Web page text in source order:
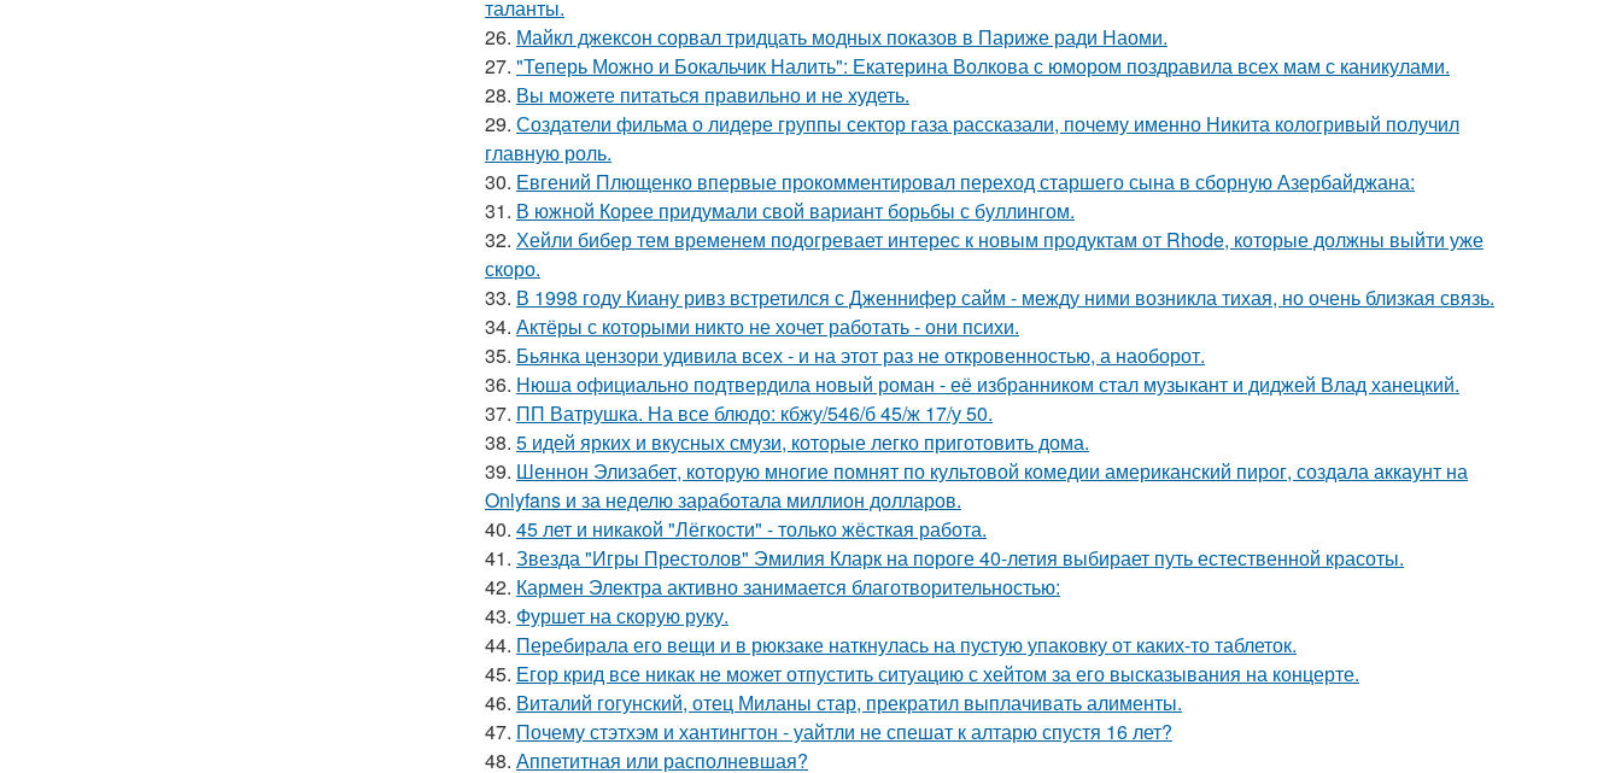
таланты.
26. Майкл джексон сорвал тридцать модных показов в Париже ради Наоми.
27. "Теперь Можно и Бокальчик Налить": Екатерина Волкова с юмором поздравила всех мам с каникулами.
28. Вы можете питаться правильно и не худеть.
29. Создатели фильма о лидере группы сектор газа рассказали, почему именно Никита кологривый получил
главную роль.
30. Евгений Плющенко впервые прокомментировал переход старшего сына в сборную Азербайджана:
31. В южной Корее придумали свой вариант борьбы с буллингом.
32. Хейли бибер тем временем подогревает интерес к новым продуктам от Rhode, которые должны выйти уже
скоро.
33. В 1998 году Киану ривз встретился с Дженнифер сайм - между ними возникла тихая, но очень близкая связь.
34. Актёры с которыми никто не хочет работать - они психи.
35. Бьянка цензори удивила всех - и на этот раз не откровенностью, а наоборот.
36. Нюша официально подтвердила новый роман - её избранником стал музыкант и диджей Влад ханецкий.
37. ПП Ватрушка. На все блюдо: кбжу/546/б 45/ж 17/у 50.
38. 5 идей ярких и вкусных смузи, которые легко приготовить дома.
39. Шеннон Элизабет, которую многие помнят по культовой комедии американский пирог, создала аккаунт на
Onlyfans и за неделю заработала миллион долларов.
40. 45 лет и никакой "Лёгкости" - только жёсткая работа.
41. Звезда "Игры Престолов" Эмилия Кларк на пороге 40-летия выбирает путь естественной красоты.
42. Кармен Электра активно занимается благотворительностью:
43. Фуршет на скорую руку.
44. Перебирала его вещи и в рюкзаке наткнулась на пустую упаковку от каких-то таблеток.
45. Егор крид все никак не может отпустить ситуацию с хейтом за его высказывания на концерте.
46. Виталий гогунский, отец Миланы стар, прекратил выплачивать алименты.
47. Почему стэтхэм и хантингтон - уайтли не спешат к алтарю спустя 16 лет?
48. Аппетитная или располневшая?